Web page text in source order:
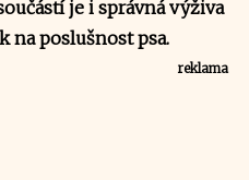
je i správná výživa
na poslušnost psa.
reklama